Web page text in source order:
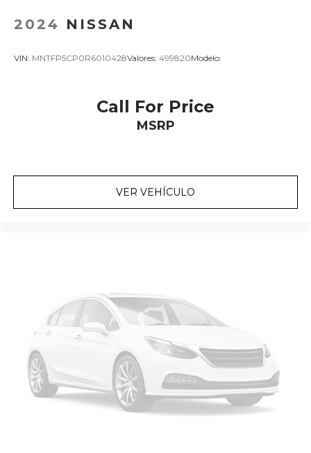
2024 NISSAN
VIN: MNTFP5CP0R6010428Valores: 499820Modelo:
Call For Price
MSRP
VER VEHÍCULO